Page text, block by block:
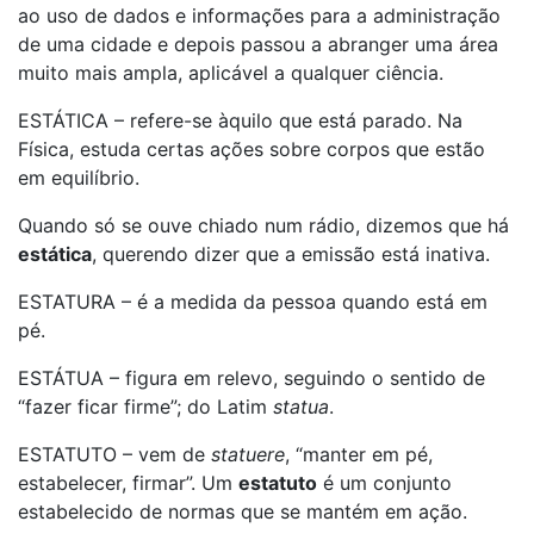
ao uso de dados e informações para a administração
de uma cidade e depois passou a abranger uma área
muito mais ampla, aplicável a qualquer ciência.
ESTÁTICA – refere-se àquilo que está parado. Na
Física, estuda certas ações sobre corpos que estão
em equilíbrio.
Quando só se ouve chiado num rádio, dizemos que há
estática, querendo dizer que a emissão está inativa.
ESTATURA – é a medida da pessoa quando está em
pé.
ESTÁTUA – figura em relevo, seguindo o sentido de
“fazer ficar firme”; do Latim statua.
ESTATUTO – vem de statuere, “manter em pé,
estabelecer, firmar”. Um estatuto é um conjunto
estabelecido de normas que se mantém em ação.